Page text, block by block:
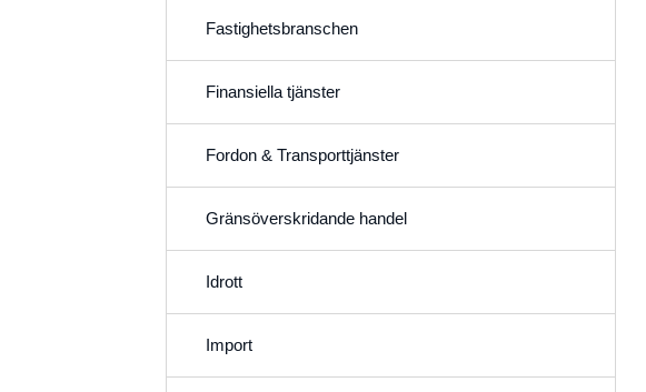
Fastighetsbranschen
Finansiella tjänster
Fordon & Transporttjänster
Gränsöverskridande handel
Idrott
Import